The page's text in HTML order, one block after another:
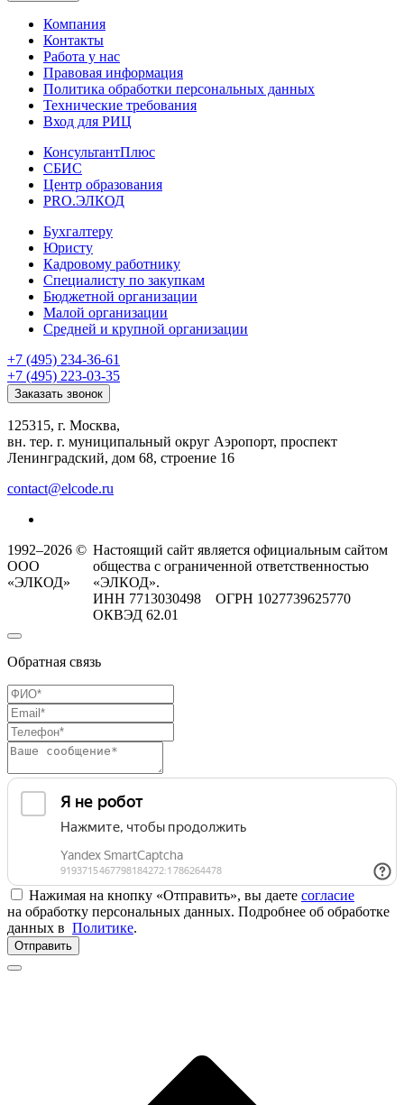
Компания
Контакты
Работа у нас
Правовая информация
Политика обработки персональных данных
Технические требования
Вход для РИЦ
КонсультантПлюс
СБИС
Центр образования
PRO.ЭЛКОД
Бухгалтеру
Юристу
Кадровому работнику
Специалисту по закупкам
Бюджетной организации
Малой организации
Средней и крупной организации
+7 (495) 234-36-61
+7 (495) 223-03-35
Заказать звонок
125315, г. Москва,
вн. тер. г. муниципальный округ Аэропорт, проспект
Ленинградский, дом 68, строение 16
contact@elcode.ru
1992–2026 ©
ООО
«ЭЛКОД»
Настоящий сайт является официальным сайтом
общества с ограниченной ответственностью
«ЭЛКОД».
ИНН 7713030498 ОГРН 1027739625770
ОКВЭД 62.01
Обратная связь
Нажимая на кнопку «Отправить», вы даете согласие
на обработку персональных данных. Подробнее об обработке
данных в Политике.
Отправить